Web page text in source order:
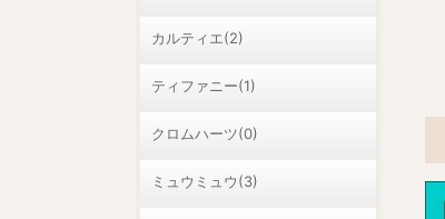
カルティエ(2)
ティファニー(1)
クロムハーツ(0)
ミュウミュウ(3)